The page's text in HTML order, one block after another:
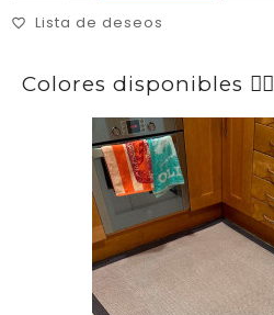
favorite_border Lista de deseos
Colores disponibles 👉🏼